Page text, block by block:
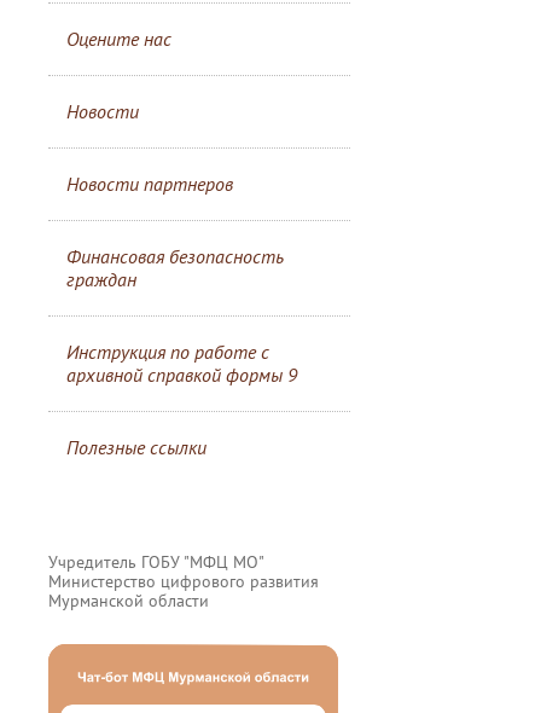
Оцените нас
Новости
Новости партнеров
Финансовая безопасность
граждан
Инструкция по работе с
архивной справкой формы 9
Полезные ссылки
Учредитель ГОБУ "МФЦ МО"
Министерство цифрового развития
Мурманской области